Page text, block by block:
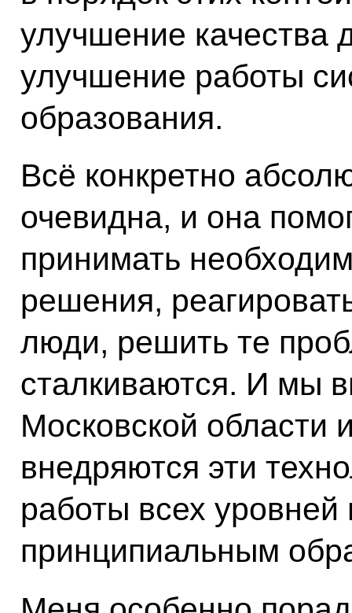
улучшение качества
улучшение работы
образования.
Всё конкретно
очевидна, и она
принимать
решения,
люди, решить те
сталкиваются. И мы
Московской области
внедряются эти
работы всех уровней
принципиальным